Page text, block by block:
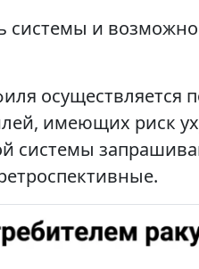
системы и
осуществляется
имеющих риск
системы